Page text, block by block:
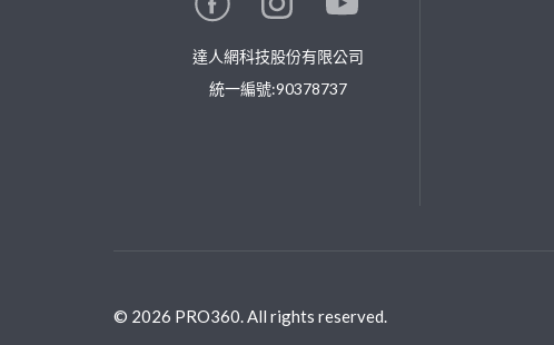
達人網科技股份有限公司
統一編號:90378737
© 2026 PRO360. All rights reserved.